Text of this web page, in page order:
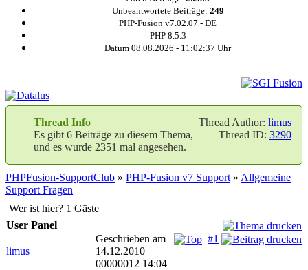
Unbeantwortete Beiträge: 249
PHP-Fusion v7.02.07 - DE
PHP 8.5.3
Datum 08.08.2026 - 11:02:38 Uhr
Thread Author: limus
Thread ID: 3290
Thread Info
Es gibt 6 Beiträge zu diesem Thema,
und es wurde 2351 mal angesehen.
PHPFusion-SupportClub » PHP-Fusion v7 Support » Allgemeine
Support Fragen
Wer ist hier? 1 Gäste
User Panel
limus
#1
Geschrieben am
14.12.2010
00000012 14:04